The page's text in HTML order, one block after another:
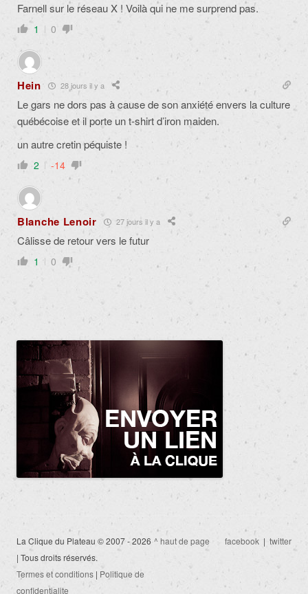
Farnell sur le réseau X ! Voilà qui ne me surprend pas.
1 0
Hein 28 jours il y a
Le gars ne dors pas à cause de son anxiété envers la culture
québécoise et il porte un t-shirt d’iron maiden.
un autre cretin péquiste !
2 -14
Blanche Lenoir 27 jours il y a
Câlisse de retour vers le futur
1 0
La Clique du Plateau © 2007 - 2026
| Tous droits réservés.
Termes et conditions | Politique de
confidentialite
^ haut de page facebook | twitter